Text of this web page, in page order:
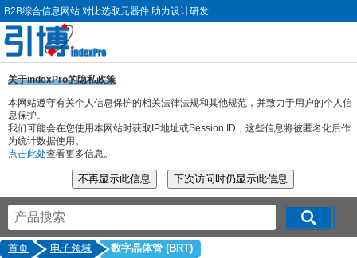
B2B综合信息网站 对比选取元器件 助力设计研发
关于indexPro的隐私政策
本网站遵守有关个人信息保护的相关法律法规和其他规范，并致力于用户的个人信
息保护。
我们可能会在您使用本网站时获取IP地址或Session ID，这些信息将被匿名化后作
为统计数据使用。
点击此处查看更多信息。
首页 电子领域 数字晶体管 (BRT)